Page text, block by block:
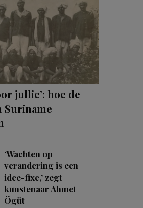
jullie’: hoe de
Suriname
‘Wachten op
verandering is een
idee-fixe,’ zegt
kunstenaar Ahmet
Ögüt